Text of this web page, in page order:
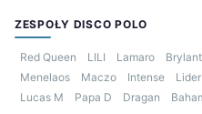
ZESPOŁY DISCO POLO
Red Queen LILI Lamaro Brylant
Menelaos
Maczo Intense Lider
Lucas M
Papa D Dragan